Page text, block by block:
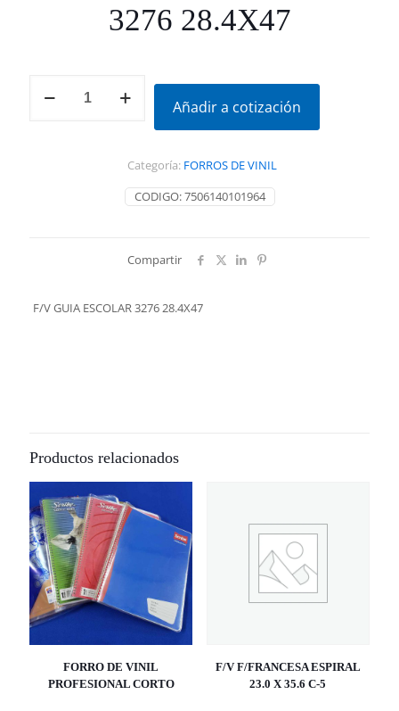
3276 28.4X47
GUIA
Añadir a cotización
CODIGO:7506140101964
Categoría: FORROS DE VINIL
Compartir
F/V GUIA ESCOLAR 3276 28.4X47
Productos relacionados
FORRO DE VINIL
PROFESIONAL CORTO
F/V F/FRANCESA ESPIRAL
23.0 X 35.6 C-5